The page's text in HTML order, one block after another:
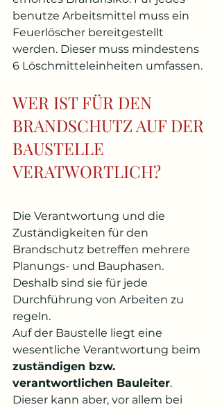
benutze Arbeitsmittel muss ein
Feuerlöscher bereitgestellt
werden. Dieser muss mindestens
6 Löschmitteleinheiten umfassen.
WER IST FÜR DEN
BRANDSCHUTZ AUF DER
BAUSTELLE
VERATWORTLICH?
Die Verantwortung und die
Zuständigkeiten für den
Brandschutz betreffen mehrere
Planungs- und Bauphasen.
Deshalb sind sie für jede
Durchführung von Arbeiten zu
regeln.
Auf der Baustelle liegt eine
wesentliche Verantwortung beim
zuständigen bzw.
verantwortlichen Bauleiter.
Dieser kann aber, vor allem bei